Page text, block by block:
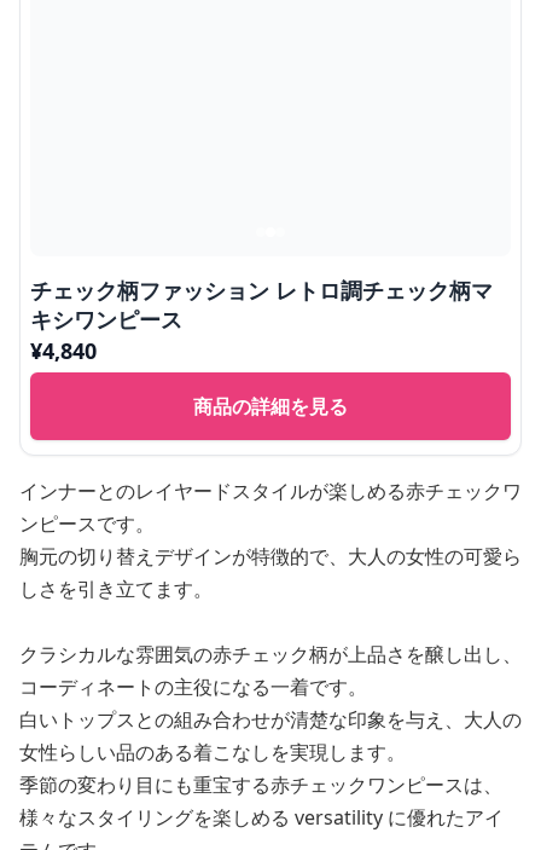
チェック柄ファッション レトロ調チェック柄マ
キシワンピース
¥4,840
商品の詳細を見る
インナーとのレイヤードスタイルが楽しめる赤チェックワ
ンピースです。
胸元の切り替えデザインが特徴的で、大人の女性の可愛ら
しさを引き立てます。
クラシカルな雰囲気の赤チェック柄が上品さを醸し出し、
コーディネートの主役になる一着です。
白いトップスとの組み合わせが清楚な印象を与え、大人の
女性らしい品のある着こなしを実現します。
季節の変わり目にも重宝する赤チェックワンピースは、
様々なスタイリングを楽しめる versatility に優れたアイ